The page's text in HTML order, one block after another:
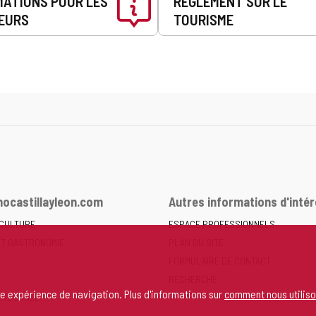
expérience de navigation. Plus d'informations surcomment nous
TOURISME
Autres informations
ESPACE PROFESSIONNELS